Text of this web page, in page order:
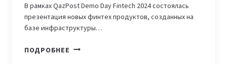
В рамках QazPost Demo Day Fintech 2024 состоялась
презентация новых финтех продуктов, созданных на
базе инфраструктуры…
ПОДРОБНЕЕ «КАЗПОЧТА»